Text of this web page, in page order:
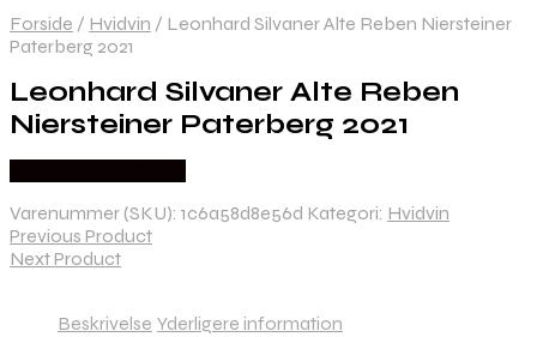
Forside / Hvidvin / Leonhard Silvaner Alte Reben Niersteiner
Paterberg 2021
Leonhard Silvaner Alte Reben
Niersteiner Paterberg 2021
Varenummer (SKU): 1c6a58d8e56d Kategori: Hvidvin
Previous Product
Next Product
Beskrivelse Yderligere information